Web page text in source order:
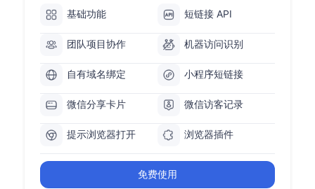
基础功能 短链接 API
团队项目协作 机器访问识别
自有域名绑定 小程序短链接
微信分享卡片 微信访客记录
提示浏览器打开 浏览器插件
免费使用